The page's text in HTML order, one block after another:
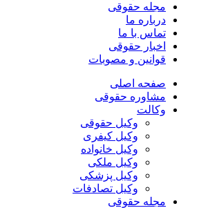
مجله حقوقی
درباره ما
تماس با ما
اخبار حقوقی
قوانین و مصوبات
صفحه اصلی
مشاوره حقوقی
وکالت
وکیل حقوقی
وکیل کیفری
وکیل خانواده
وکیل ملکی
وکیل پزشکی
وکیل تصادفات
مجله حقوقی